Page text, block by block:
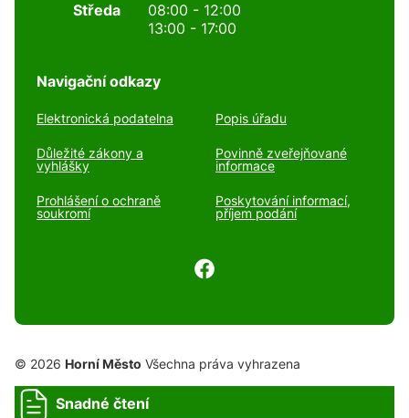
Středa
08:00 - 12:00
13:00 - 17:00
Navigační odkazy
Elektronická podatelna Popis úřadu
Důležité zákony a
vyhlášky
Povinně zveřejňované
informace
Prohlášení o ochraně
soukromí
Poskytování informací,
příjem podání
© 2026 Horní Město Všechna práva vyhrazena
Snadné čtení